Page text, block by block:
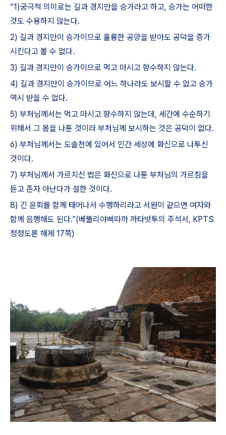
“1)궁극적 의미로는 길과 경지만을 승가라고 하고, 승가는 어떠한
것도 수용하지 않는다.
2) 길과 경지만이 승가이므로 훌륭한 공양을 받아도 공덕을 증가
시킨다고 볼 수 없다.
3) 길과 경지만이 승가이므로 먹고 마시고 향수하지 않는다.
4) 길과 경지만이 승가이므로 어느 하나라도 보시할 수 없고 승가
역시 받을 수 없다.
5) 부처님께서는 먹고 마시고 향수하지 않는데, 세간에 수순하기
위해서 그 몸을 나툰 것이라 부처님께 보시하는 것은 공덕이 없다.
6) 부처님께서는 도솔천에 있어서 인간 세상에 화신으로 나투신
것이다.
7) 부처님께서 가르치신 법은 화신으로 나툰 부처님의 가르침을
듣고 존자 아난다가 설한 것이다.
8) 긴 윤회를 함께 태어나서 수행하리라고 서원이 같으면 여자와
함께 음행해도 된다.”(베뚤리야삐따까 까타밧투의 주석서, KPTS
청정도론 해제 17쪽)